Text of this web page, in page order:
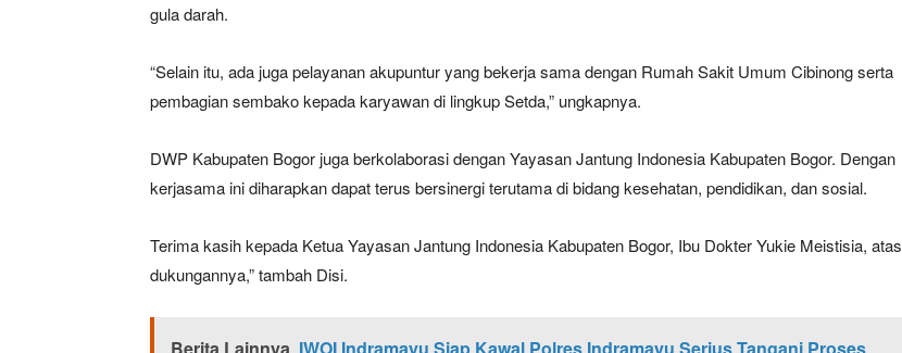
gula darah.
“Selain itu, ada juga pelayanan akupuntur yang bekerja sama dengan Rumah Sakit Umum Cibinong serta
pembagian sembako kepada karyawan di lingkup Setda,” ungkapnya.
DWP Kabupaten Bogor juga berkolaborasi dengan Yayasan Jantung Indonesia Kabupaten Bogor. Dengan
kerjasama ini diharapkan dapat terus bersinergi terutama di bidang kesehatan, pendidikan, dan sosial.
Terima kasih kepada Ketua Yayasan Jantung Indonesia Kabupaten Bogor, Ibu Dokter Yukie Meistisia, atas
dukungannya,” tambah Disi.
Berita Lainnya IWOI Indramayu Siap Kawal Polres Indramayu Serius Tangani Proses